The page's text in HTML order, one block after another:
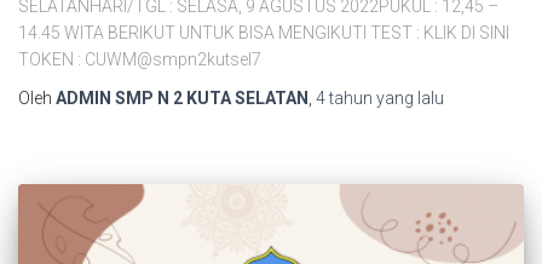
SELATANHARI/TGL : SELASA, 9 AGUSTUS 2022PUKUL : 12,45 –
14.45 WITA BERIKUT UNTUK BISA MENGIKUTI TEST : KLIK DI SINI
TOKEN : CUWM@smpn2kutsel7
Oleh ADMIN SMP N 2 KUTA SELATAN 4 tahun yang lalu